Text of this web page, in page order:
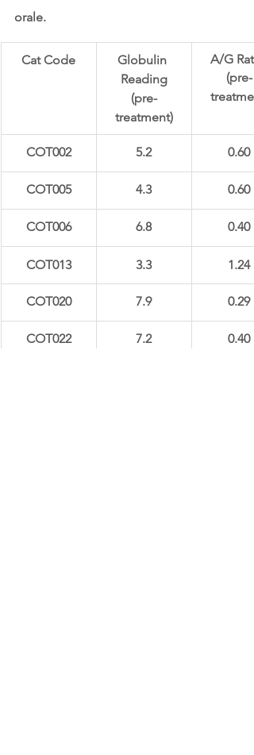
orale.
​Cat Code
Globulin
Reading
(pre-
treatment)
A/G
(pre-
COT002 5.2 0.60
COT005 4.3 0.60
COT006 6.8 0.40
COT013 3.3 ​1.24
COT020 7.9 0.29
COT022 7.2 0.40